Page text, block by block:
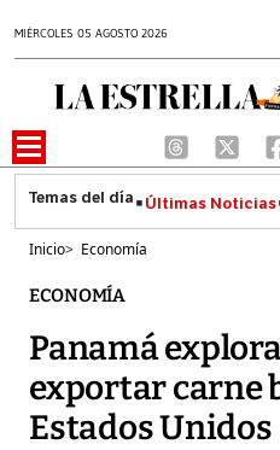
MIÉRCOLES 05 AGOSTO 2026
Últimas Noticias
Inicio> Economía
ECONOMÍA
Panamá
exportar carne
Estados Unidos